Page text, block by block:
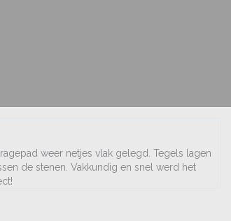
weer netjes vlak gelegd. Tegels lagen
de stenen. Vakkundig en snel werd het